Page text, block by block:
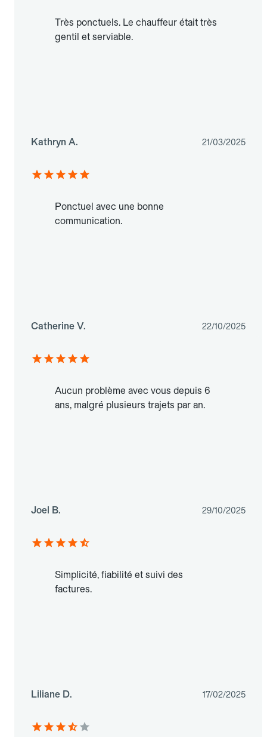
Très ponctuels. Le chauffeur était très
gentil et serviable.
Kathryn A. 21/03/2025
Ponctuel avec une bonne
communication.
Catherine V. 22/10/2025
Aucun problème avec vous depuis 6
ans, malgré plusieurs trajets par an.
Joel B. 29/10/2025
Simplicité, fiabilité et suivi des
factures.
Liliane D. 17/02/2025